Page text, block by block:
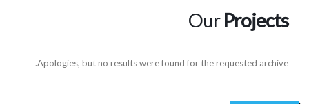
OurProjects
Apologies, but no results were found for the requested archive.